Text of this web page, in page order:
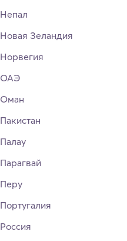
Непал
Новая Зеландия
Норвегия
ОАЭ
Оман
Пакистан
Палау
Парагвай
Перу
Португалия
Россия